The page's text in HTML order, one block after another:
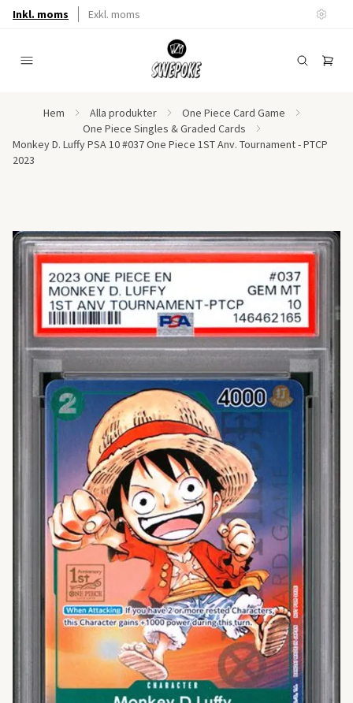
Inkl. moms Exkl. moms
Hem Alla produkter
One Piece Card Game
One Piece Singles & Graded Cards
Monkey D. Luffy PSA 10 #037 One Piece 1ST Anv. Tournament - PTCP
2023